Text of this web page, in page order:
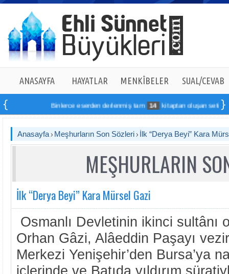
ANASAYFA HAYATLAR MENKÎBELER SUAL/CEVAB
Binlerce eserden derlenmiş tam 14 kitaptan oluşan seti online
Anasayfa Meşhurların Son Sözleri İlk “Derya Beyi” Kara
MEŞHURLARIN
İlk “Derya Beyi” Kara Mürsel Gazi
Osmanlı Devletinin ikinci sultânı
Orhan Gâzi, Alâeddin Paşayı
Merkezi Yenişehir’den Bursa’ya
içlerinde ve Batıda yıldırım